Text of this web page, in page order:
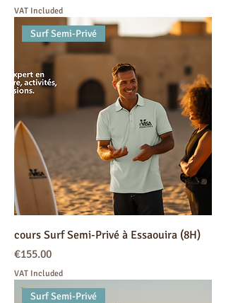
VAT Included
Surf Semi-Privé
cours Surf Semi-Privé à Essaouira (8H)
Price
€155.00
VAT Included
Surf Semi-Privé